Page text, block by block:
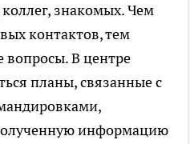
знакомых. Чем
контактов, тем
вопросы. В центре
планы, связанные с
информацию